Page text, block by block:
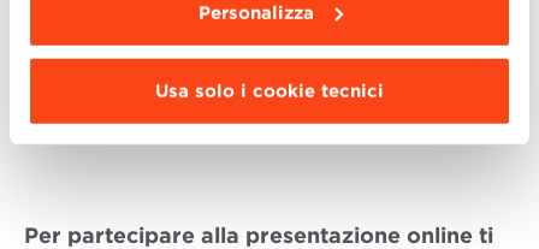
Personalizza
Usa solo i cookie tecnici
Master in Business Management con
Angelo Manaresi e Barbara Lorenzini
Master in Finanza, Controllo e Auditing
con Marco Maria Mattei
Per partecipare alla presentazione online ti